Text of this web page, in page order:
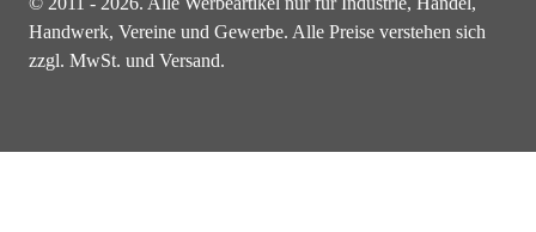
Handwerk, Vereine und Gewerbe. Alle Preise verstehen sich
zzgl. MwSt. und Versand.